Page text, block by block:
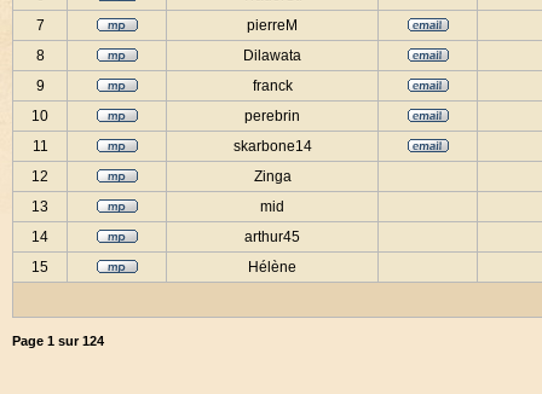
7
pierreM
8
Dilawata
9
franck
10
perebrin
11
skarbone14
12
Zinga
13
mid
14
arthur45
15
Hélène
Page 1 sur124